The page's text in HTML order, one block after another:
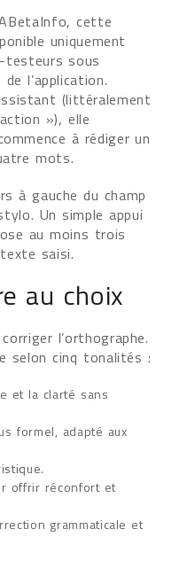
cette
uniquement
testeurs sous
l’application.
(littéralement
»), elle
à rédiger un
mots.
à gauche du champ
Un simple appui
au moins trois
saisi.
au choix
l’orthographe.
selon cinq tonalités :
et la clarté sans
formel, adapté aux
offrir réconfort et
grammaticale et